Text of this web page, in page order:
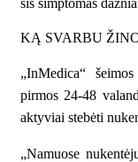
KĄ SVARBU
„InMedica“
pirmos 24-48
aktyviai stebėti
„Namuose